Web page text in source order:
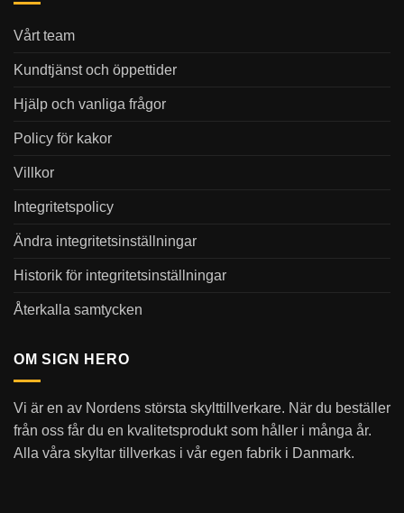
Vårt team
Kundtjänst och öppettider
Hjälp och vanliga frågor
Policy för kakor
Villkor
Integritetspolicy
Ändra integritetsinställningar
Historik för integritetsinställningar
Återkalla samtycken
OM SIGN HERO
Vi är en av Nordens största skylttillverkare. När du beställer
från oss får du en kvalitetsprodukt som håller i många år.
Alla våra skyltar tillverkas i vår egen fabrik i Danmark.